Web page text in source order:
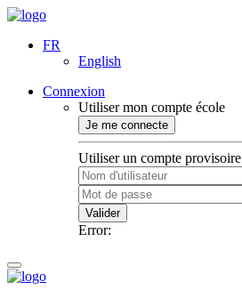
FR
English
Connexion
Utiliser mon compte école
Je me connecte
Utiliser un compte provisoire
Valider
Error: